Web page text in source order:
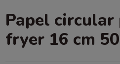
Papel circular
fryer 16 cm